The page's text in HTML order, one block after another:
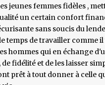
jeunes femmes fidèles ,
un certain confort
sans soucis du
temps de travailler comme il
hommes qui en échange
fidélité et de les laisser
prêt à tout donner à celle